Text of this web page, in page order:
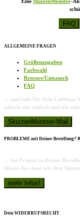
ALLGEMEINE FRAGEN
Größenangaben
Farbwahl
Retoure/Umtausch
FAQ
… und falls Dir Dein Lieblings-
schreib mir einfach und ich
PROBLEME mit Deiner Bestellung?
… bei Fragen zu Deiner
klären das dann mit dem
Dein WIDERRUFSRECHT